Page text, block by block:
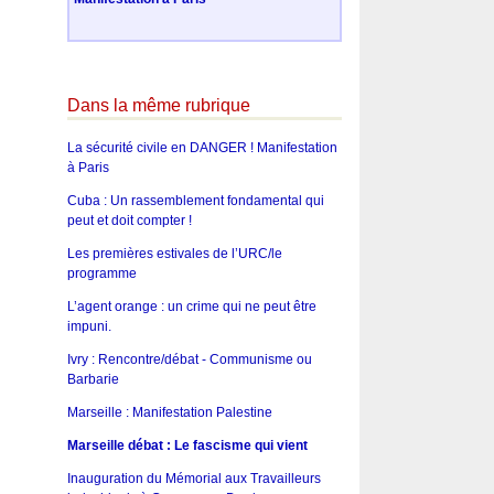
Dans la même rubrique
La sécurité civile en DANGER ! Manifestation
à Paris
Cuba : Un rassemblement fondamental qui
peut et doit compter !
Les premières estivales de l’URC/le
programme
L’agent orange : un crime qui ne peut être
impuni.
Ivry : Rencontre/débat - Communisme ou
Barbarie
Marseille : Manifestation Palestine
Marseille débat : Le fascisme qui vient
Inauguration du Mémorial aux Travailleurs